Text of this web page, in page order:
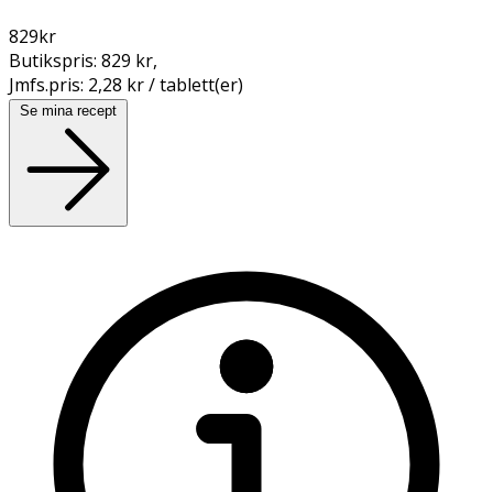
829kr
Butikspris: 829 kr,
Jmfs.pris: 2,28 kr / tablett(er)
Se mina recept